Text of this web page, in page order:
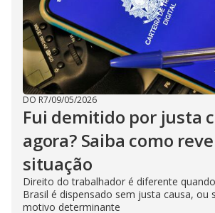
DO R7/09/05/2026
Fui demitido por justa
agora? Saiba como
situação
Direito do trabalhador é diferente
Brasil é dispensado sem justa causa, ou
motivo determinante